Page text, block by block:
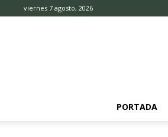
viernes 7 agosto, 2026
PORTADA